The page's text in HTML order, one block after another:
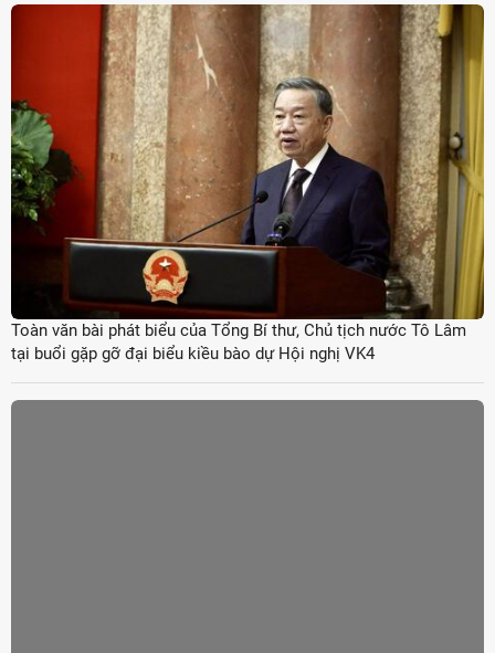
Toàn văn bài phát biểu của Tổng Bí thư, Chủ tịch nước Tô Lâm
tại buổi gặp gỡ đại biểu kiều bào dự Hội nghị VK4